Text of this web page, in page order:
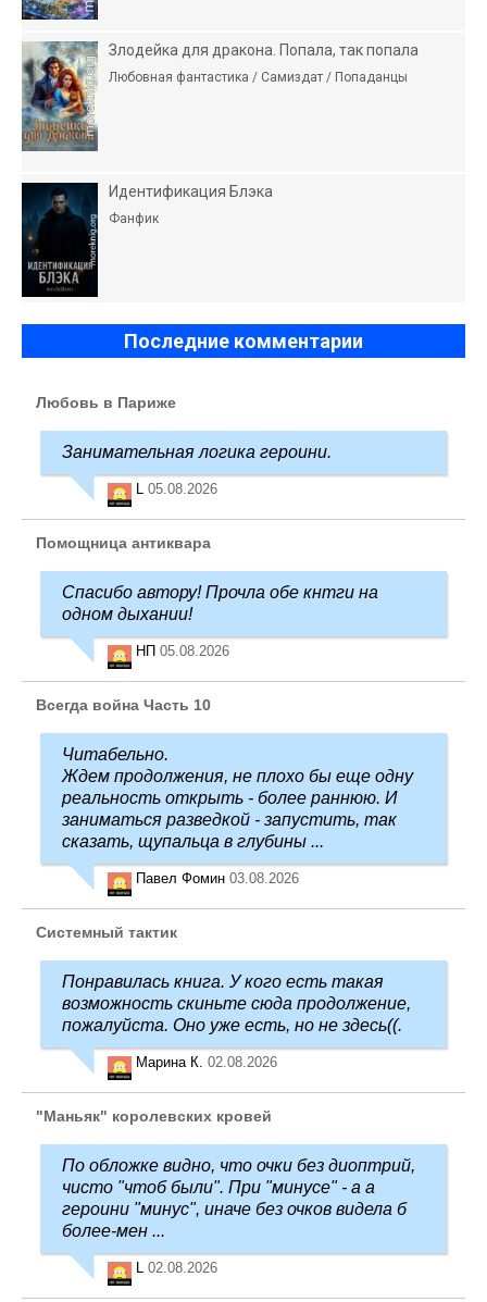
Злодейка для дракона. Попала, так попала
Любовная фантастика / Самиздат / Попаданцы
Идентификация Блэка
Фанфик
Последние комментарии
Любовь в Париже
Занимательная логика героини.
L 05.08.2026
Помощница антиквара
Спасибо автору! Прочла обе кнтги на
одном дыхании!
НП 05.08.2026
Всегда война Часть 10
Читабельно.
Ждем продолжения, не плохо бы еще одну
реальность открыть - более раннюю. И
заниматься разведкой - запустить, так
сказать, щупальца в глубины ...
Павел Фомин 03.08.2026
Системный тактик
Понравилась книга. У кого есть такая
возможность скиньте сюда продолжение,
пожалуйста. Оно уже есть, но не здесь((.
Марина К. 02.08.2026
"Маньяк" королевских кровей
По обложке видно, что очки без диоптрий,
чисто "чтоб были". При "минусе" - а а
героини "минус", иначе без очков видела б
более-мен ...
L 02.08.2026